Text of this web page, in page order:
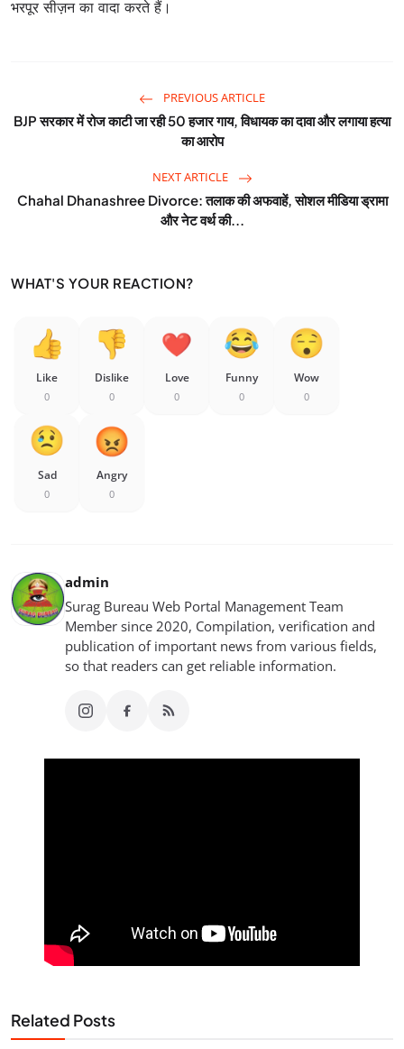
भरपूर सीज़न का वादा करते हैं।
PREVIOUS ARTICLE
BJP सरकार में रोज काटी जा रही 50 हजार गाय, विधायक का दावा और लगाया हत्या
का आरोप
NEXT ARTICLE
Chahal Dhanashree Divorce: तलाक की अफवाहें, सोशल मीडिया ड्रामा
और नेट वर्थ की...
WHAT'S YOUR REACTION?
Like
0
Dislike
0
Love
0
Funny
0
Wow
0
Sad
0
Angry
0
admin
Surag Bureau Web Portal Management Team
Member since 2020, Compilation, verification and
publication of important news from various fields,
so that readers can get reliable information.
Related Posts